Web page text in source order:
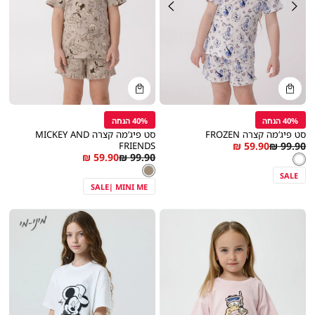
קנייה
מהירהColor
לבן
הוספה
לסל
40% הנחה
סט פיג’מה קצרה FROZEN
As
59.90 ₪Regular
Price
99.90 ₪
צבע
לבן
לבן
SALE
קנייה
מהירהColor
חום
מידה
הוספה
לסל
40% הנחה
סט פיג’מה קצרה MICKEY AND
FRIENDS
As
as
59.90 ₪Regular
Price
99.90 ₪
צבע
חום
חום
SALE| MINI ME